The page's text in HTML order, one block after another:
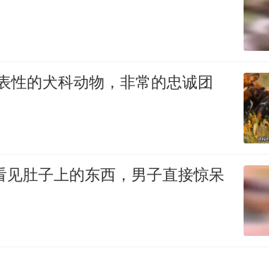
性的犬科动物，非常的忠诚团
见肚子上的东西，男子直接惊呆